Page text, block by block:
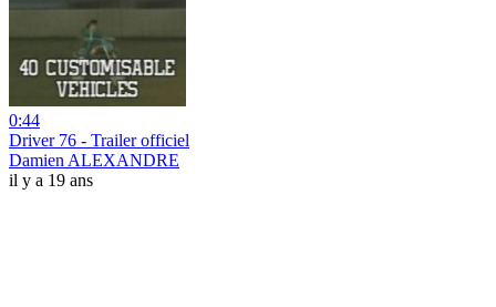
0:44
Driver 76 - Trailer officiel
Damien ALEXANDRE
il y a 19 ans